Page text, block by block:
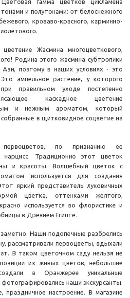
Цветовая гамма цветков цикламена
и полутонами: от белоснежного
кроваво-красного, карминно-
Жасмина многоцветкового,
Родина этого жасмина субтропики
поэтому в наших условиях - это
ампельное растение, у которого
правильном уходе постепенно
каскадное цветение
и нежным ароматом, который
в щитковидное соцветие на
по признанию ее
нарцисс. Традиционно этот цветок
и красоты. Волшебный цветок с
используется для создания
яркий представитель луковичных
цветка, оттенками желтого,
используется во флористике и
в Древнем Египте.
Наши подопечные разбрелись
рассматривали первоцветы, вдыхали
В таком цветочном саду нельзя не
из живых цветов, небольшие
в Оранжерее уникальные
наши экскурсанты.
праздничное настроение. В магазине